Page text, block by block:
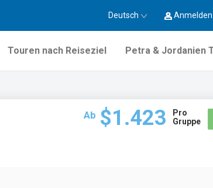
Deutsch
Touren nach Reiseziel Petra & Jordanien
Ab $1.423
Pro
Gruppe